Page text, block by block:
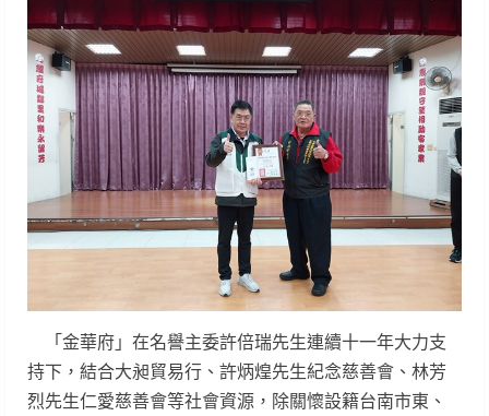
「金華府」在名譽主委許倍瑞先生連續十一年大力支
持下，結合大昶貿易行、許炳煌先生紀念慈善會、林芳
烈先生仁愛慈善會等社會資源，除關懷設籍台南市東、